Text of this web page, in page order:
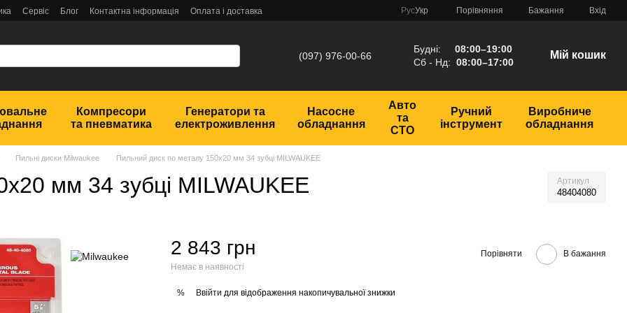
Сервіс Блог Контактна інформація
Оплата і доставка
РусУкр Порівняння Бажання Вхід
(097) 976-00-66
Будні: 08:00–19:00
Сб - Нд: 08:00–17:00
Мій кошик
Компресори
та пневматика
Генератори та
електроживлення
Насосне
обладнання
Авто
та
СТО
Ручний
інструмент
Виробниче
обладнання
Пильні диски Milwaukee Пильний диск по металу 150x20 мм 34 зубці MILWAUKEE
мм 34 зубці MILWAUKEE Артикул
48404080
2 843 грн
Немає в наявності
Порівняти В бажання
% Ввійти для відображення накопичувальної знижки